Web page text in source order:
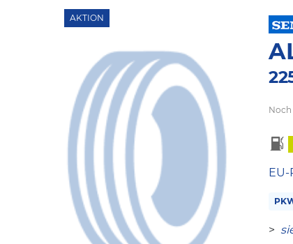
AKTION
EU-
>